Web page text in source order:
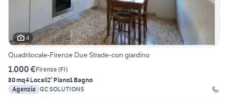
4
Quadrilocale-Firenze Due Strade-con giardino
1.000 €Firenze(FI)
80 mq4 Locali2° Piano1 Bagno
Agenzia GC SOLUTIONS